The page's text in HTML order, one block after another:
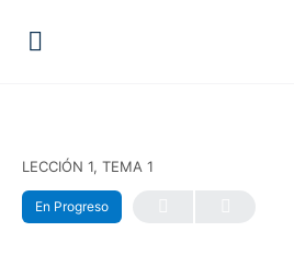
LECCIÓN 1, TEMA 1
En Progreso